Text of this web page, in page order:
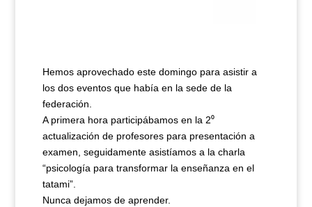
Hemos aprovechado este domingo para asistir a
los dos eventos que había en la sede de la
federación.
A primera hora participábamos en la 2⁰
actualización de profesores para presentación a
examen, seguidamente asistíamos a la charla
“psicología para transformar la enseñanza en el
tatami”.
Nunca dejamos de aprender.